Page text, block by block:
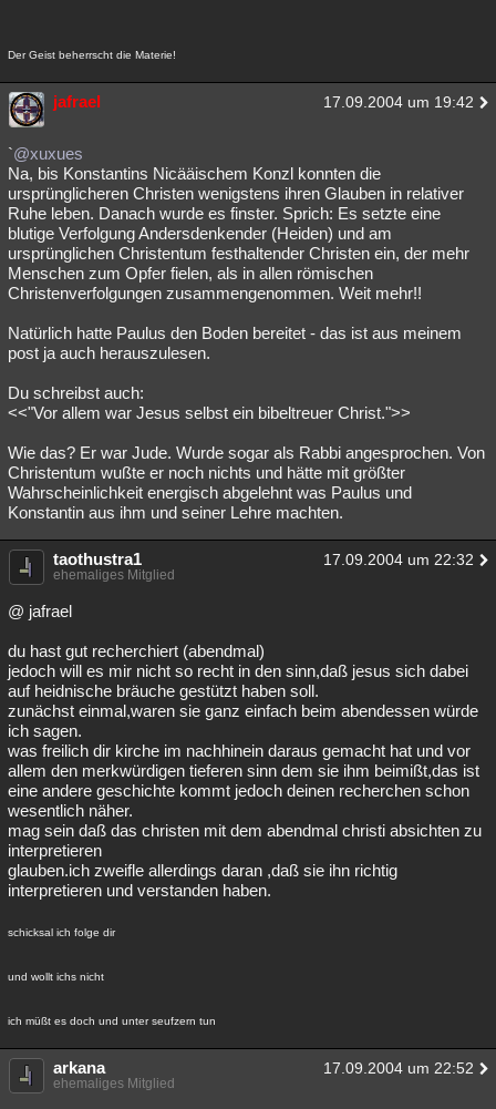
Der Geist beherrscht die Materie!
jafrael 17.09.2004 um 19:42
`@xuxues
Na, bis Konstantins Nicääischem Konzl konnten die
ursprünglicheren Christen wenigstens ihren Glauben in relativer
Ruhe leben. Danach wurde es finster. Sprich: Es setzte eine
blutige Verfolgung Andersdenkender (Heiden) und am
ursprünglichen Christentum festhaltender Christen ein, der mehr
Menschen zum Opfer fielen, als in allen römischen
Christenverfolgungen zusammengenommen. Weit mehr!!
Natürlich hatte Paulus den Boden bereitet - das ist aus meinem
post ja auch herauszulesen.
Du schreibst auch:
<<"Vor allem war Jesus selbst ein bibeltreuer Christ.">>
Wie das? Er war Jude. Wurde sogar als Rabbi angesprochen. Von
Christentum wußte er noch nichts und hätte mit größter
Wahrscheinlichkeit energisch abgelehnt was Paulus und
Konstantin aus ihm und seiner Lehre machten.
taothustra1 17.09.2004 um 22:32
ehemaliges Mitglied
@ jafrael
du hast gut recherchiert (abendmal)
jedoch will es mir nicht so recht in den sinn,daß jesus sich dabei
auf heidnische bräuche gestützt haben soll.
zunächst einmal,waren sie ganz einfach beim abendessen würde
ich sagen.
was freilich dir kirche im nachhinein daraus gemacht hat und vor
allem den merkwürdigen tieferen sinn dem sie ihm beimißt,das ist
eine andere geschichte kommt jedoch deinen recherchen schon
wesentlich näher.
mag sein daß das christen mit dem abendmal christi absichten zu
interpretieren
glauben.ich zweifle allerdings daran ,daß sie ihn richtig
interpretieren und verstanden haben.
schicksal ich folge dir
und wollt ichs nicht
ich müßt es doch und unter seufzern tun
arkana 17.09.2004 um 22:52
ehemaliges Mitglied